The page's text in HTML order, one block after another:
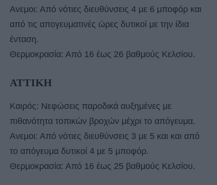
Ανεμοι: Από νότιες διευθύνσεις 4 με 6 μποφόρ και
από τις απογευματινές ώρες δυτικοί με την ίδια
ένταση.
Θερμοκρασία: Από 16 έως 26 βαθμούς Κελσίου.
ΑΤΤΙΚΗ
Καιρός: Νεφώσεις παροδικά αυξημένες με
πιθανότητα τοπικών βροχών μέχρι το απόγευμα.
Ανεμοι: Από νότιες διευθύνσεις 3 με 5 και και από
το απόγευμα δυτικοί 4 με 5 μποφόρ.
Θερμοκρασία: Από 16 έως 25 βαθμούς Κελσίου.